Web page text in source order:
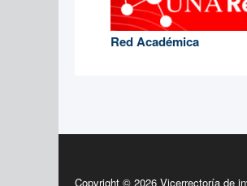
Red Académica
Copyright © 2026 Vicerrectoría de